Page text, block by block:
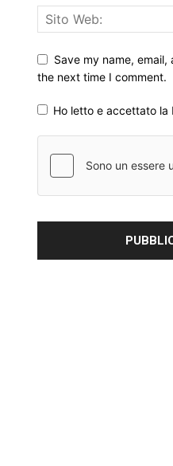
Save my name,
the next time I comment.
Ho letto e accettato la